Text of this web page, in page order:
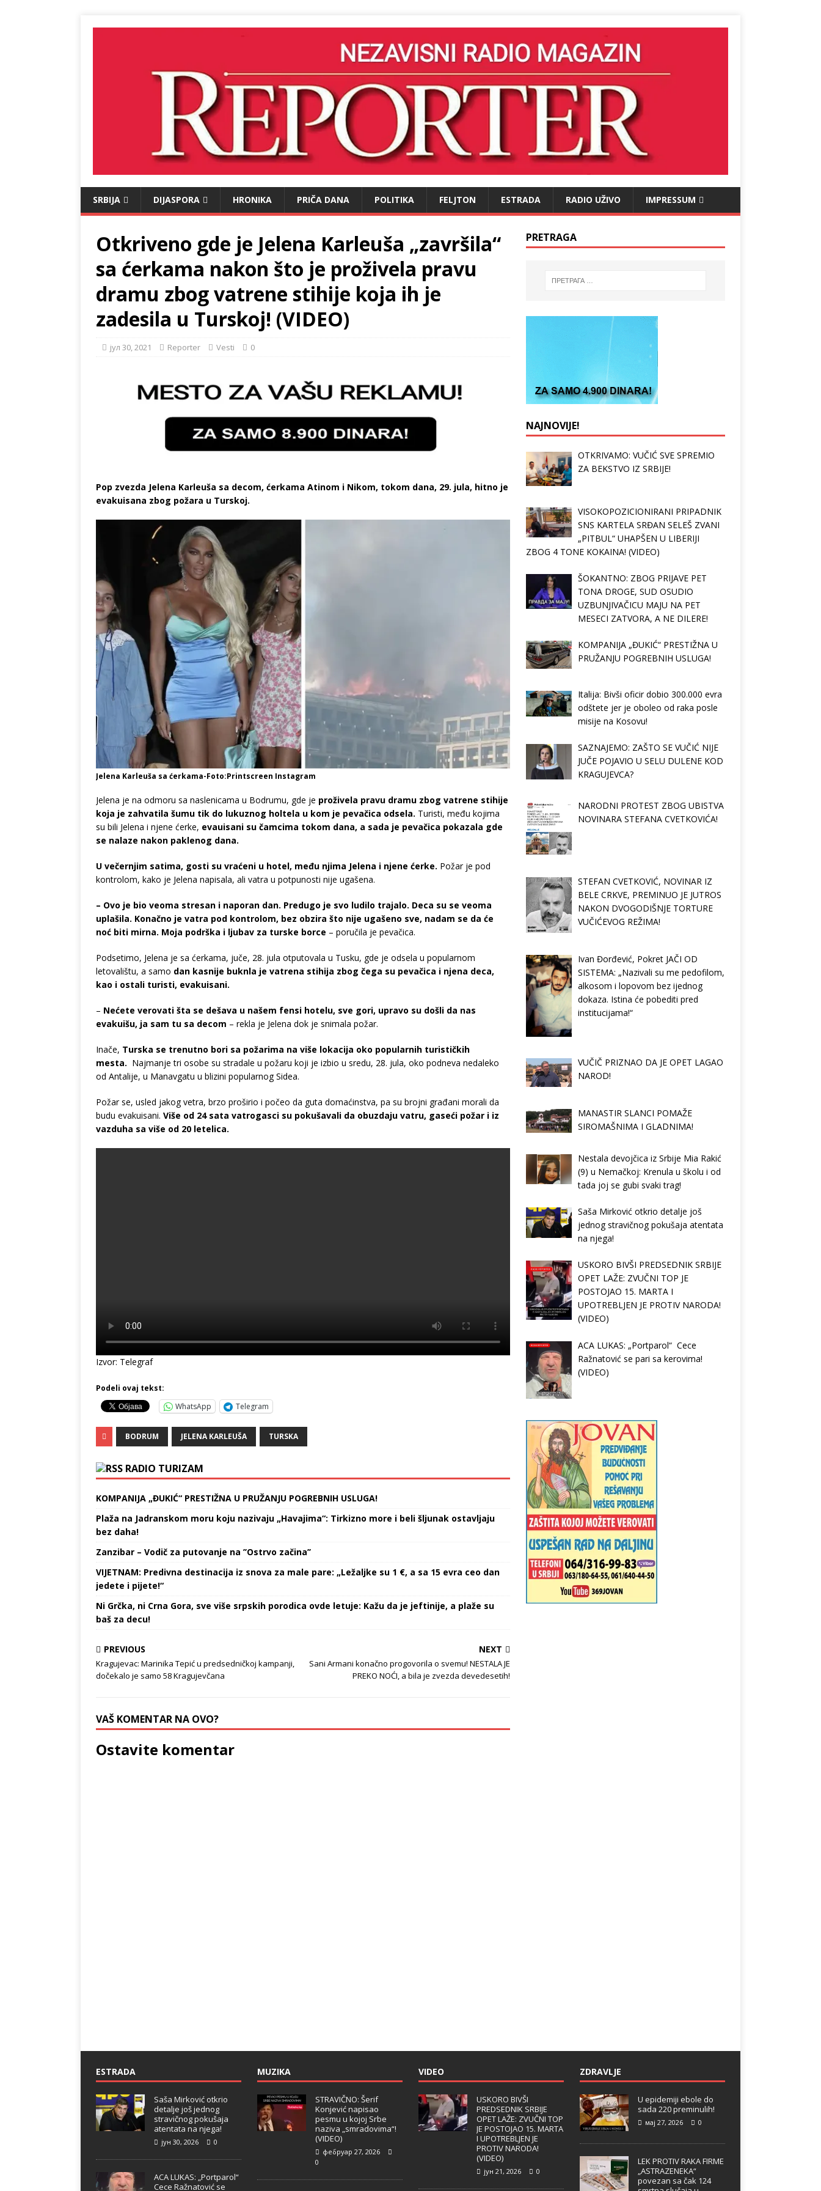
SRBIJA DIJASPORA HRONIKA PRIČA DANA POLITIKA FELJTON ESTRADA RADIO UŽIVO IMPRESSUM
Otkriveno gde je Jelena Karleuša „završila“
sa ćerkama nakon što je proživela pravu
dramu zbog vatrene stihije koja ih je
zadesila u Turskoj! (VIDEO)
јул 30, 2021 Reporter Vesti 0
Pop zvezda Jelena Karleuša sa decom, ćerkama Atinom i Nikom, tokom dana, 29. jula, hitno je
evakuisana zbog požara u Turskoj.
Jelena Karleuša sa ćerkama-Foto:Printscreen Instagram
Jelena je na odmoru sa naslenicama u Bodrumu, gde je proživela pravu dramu zbog vatrene stihije
koja je zahvatila šumu tik do lukuznog holtela u kom je pevačica odsela. Turisti, među kojima
su bili Jelena i njene ćerke, evauisani su čamcima tokom dana, a sada je pevačica pokazala gde
se nalaze nakon paklenog dana.
U večernjim satima, gosti su vraćeni u hotel, među njima Jelena i njene ćerke. Požar je pod
kontrolom, kako je Jelena napisala, ali vatra u potpunosti nije ugašena.
– Ovo je bio veoma stresan i naporan dan. Predugo je svo ludilo trajalo. Deca su se veoma
uplašila. Konačno je vatra pod kontrolom, bez obzira što nije ugašeno sve, nadam se da će
noć biti mirna. Moja podrška i ljubav za turske borce – poručila je pevačica.
Podsetimo, Jelena je sa ćerkama, juče, 28. jula otputovala u Tusku, gde je odsela u popularnom
letovalištu, a samo dan kasnije buknla je vatrena stihija zbog čega su pevačica i njena deca,
kao i ostali turisti, evakuisani.
– Nećete verovati šta se dešava u našem fensi hotelu, sve gori, upravo su došli da nas
evakuišu, ja sam tu sa decom – rekla je Jelena dok je snimala požar.
Inače, Turska se trenutno bori sa požarima na više lokacija oko popularnih turističkih
mesta. Najmanje tri osobe su stradale u požaru koji je izbio u sredu, 28. jula, oko podneva nedaleko
od Antalije, u Manavgatu u blizini popularnog Sidea.
Požar se, usled jakog vetra, brzo proširio i počeo da guta domaćinstva, pa su brojni građani morali da
budu evakuisani. Više od 24 sata vatrogasci su pokušavali da obuzdaju vatru, gaseći požar i iz
vazduha sa više od 20 letelica.
Izvor: Telegraf
Podeli ovaj tekst:
WhatsApp
Telegram
BODRUM JELENA KARLEUŠA TURSKA
RADIO TURIZAM
KOMPANIJA „ĐUKIĆ“ PRESTIŽNA U PRUŽANJU POGREBNIH USLUGA!
Plaža na Jadranskom moru koju nazivaju „Havajima“: Tirkizno more i beli šljunak ostavljaju
bez daha!
Zanzibar – Vodič za putovanje na ’’Ostrvo začina’’
VIJETNAM: Predivna destinacija iz snova za male pare: „Ležaljke su 1 €, a sa 15 evra ceo dan
jedete i pijete!“
Ni Grčka, ni Crna Gora, sve više srpskih porodica ovde letuje: Kažu da je jeftinije, a plaže su
baš za decu!
PREVIOUS
Kragujevac: Marinika Tepić u predsedničkoj kampanji,
dočekalo je samo 58 Kragujevčana
NEXT
Sani Armani konačno progovorila o svemu! NESTALA JE
PREKO NOĆI, a bila je zvezda devedesetih!
VAŠ KOMENTAR NA OVO?
Ostavite komentar
PRETRAGA
NAJNOVIJE!
OTKRIVAMO: VUČIĆ SVE SPREMIO
ZA BEKSTVO IZ SRBIJE!
VISOKOPOZICIONIRANI PRIPADNIK
SNS KARTELA SRĐAN SELEŠ ZVANI
„PITBUL“ UHAPŠEN U LIBERIJI
ZBOG 4 TONE KOKAINA! (VIDEO)
ŠOKANTNO: ZBOG PRIJAVE PET
TONA DROGE, SUD OSUDIO
UZBUNJIVAČICU MAJU NA PET
MESECI ZATVORA, A NE DILERE!
KOMPANIJA „ĐUKIĆ“ PRESTIŽNA U
PRUŽANJU POGREBNIH USLUGA!
Italija: Bivši oficir dobio 300.000 evra
odštete jer je oboleo od raka posle
misije na Kosovu!
SAZNAJEMO: ZAŠTO SE VUČIĆ NIJE
JUČE POJAVIO U SELU DULENE KOD
KRAGUJEVCA?
NARODNI PROTEST ZBOG UBISTVA
NOVINARA STEFANA CVETKOVIĆA!
STEFAN CVETKOVIĆ, NOVINAR IZ
BELE CRKVE, PREMINUO JE JUTROS
NAKON DVOGODIŠNJE TORTURE
VUČIĆEVOG REŽIMA!
Ivan Đorđević, Pokret JAČI OD
SISTEMA: „Nazivali su me pedofilom,
alkosom i lopovom bez ijednog
dokaza. Istina će pobediti pred
institucijama!“
VUČIČ PRIZNAO DA JE OPET LAGAO
NAROD!
MANASTIR SLANCI POMAŽE
SIROMAŠNIMA I GLADNIMA!
Nestala devojčica iz Srbije Mia Rakić
(9) u Nemačkoj: Krenula u školu i od
tada joj se gubi svaki trag!
Saša Mirković otkrio detalje još
jednog stravičnog pokušaja atentata
na njega!
USKORO BIVŠI PREDSEDNIK SRBIJE
OPET LAŽE: ZVUČNI TOP JE
POSTOJAO 15. MARTA I
UPOTREBLJEN JE PROTIV NARODA!
(VIDEO)
ACA LUKAS: „Portparol“ Cece
Ražnatović se pari sa kerovima!
(VIDEO)
ESTRADA
Saša Mirković otkrio
detalje još jednog
stravičnog pokušaja
atentata na njega!
јун 30, 2026 0
ACA LUKAS: „Portparol“
Cece Ražnatović se
MUZIKA
STRAVIČNO: Šerif
Konjević napisao
pesmu u kojoj Srbe
naziva „smradovima“!
(VIDEO)
фебруар 27, 2026
0
VIDEO
USKORO BIVŠI
PREDSEDNIK SRBIJE
OPET LAŽE: ZVUČNI TOP
JE POSTOJAO 15. MARTA
I UPOTREBLJEN JE
PROTIV NARODA!
(VIDEO)
јун 21, 2026 0
ZDRAVLJE
U epidemiji ebole do
sada 220 preminulih!
мај 27, 2026 0
LEK PROTIV RAKA FIRME
„ASTRAZENEKA“
povezan sa čak 124